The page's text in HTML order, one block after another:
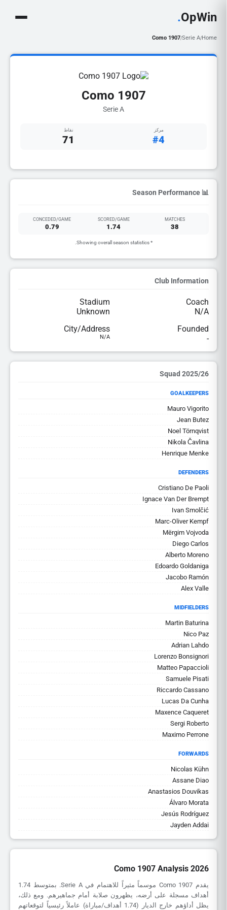
OpWin
.
Home
/
Serie A
/
Como 1907
Como 1907
Serie A
مركز
#4
نقاط
71
📊 Season Performance
MATCHES
38
SCORED/GAME
1.74
CONCEDED/GAME
0.79
* Showing overall season statistics.
Club Information
Coach
N/A
Stadium
Unknown
Founded
-
City/Address
N/A
2025/26 Squad
GOALKEEPERS
Mauro Vigorito
Jean Butez
Noel Törnqvist
Nikola Čavlina
Henrique Menke
DEFENDERS
Cristiano De Paoli
Ignace Van Der Brempt
Ivan Smolčić
Marc-Oliver Kempf
Mërgim Vojvoda
Diego Carlos
Alberto Moreno
Edoardo Goldaniga
Jacobo Ramón
Alex Valle
MIDFIELDERS
Martin Baturina
Nico Paz
Adrian Lahdo
Lorenzo Bonsignori
Matteo Papaccioli
Samuele Pisati
Riccardo Cassano
Lucas Da Cunha
Maxence Caqueret
Sergi Roberto
Maximo Perrone
FORWARDS
Nicolas Kühn
Assane Diao
Anastasios Douvikas
Álvaro Morata
Jesús Rodríguez
Jayden Addai
Como 1907 Analysis 2026
يقدم Como 1907 موسماً مثيراً للاهتمام في Serie A. بمتوسط 1.74
أهداف مسجلة على أرضه، يظهرون صلابة أمام جماهيرهم. ومع ذلك،
يظل أداؤهم خارج الديار (1.74 أهداف/مباراة) عاملاً رئيسياً لتوقعاتهم